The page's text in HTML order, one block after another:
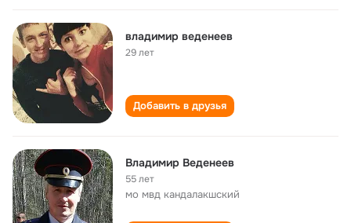
владимир веденеев
29 лет
Добавить в друзья
Владимир Веденеев
55 лет
мо мвд кандалакшский